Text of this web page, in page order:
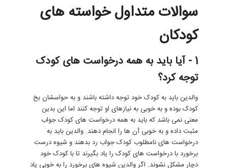
سوالات متداول خواسته های
کودکان
1 - آیا باید به همه درخواست های کودک
توجه کرد؟
والدین باید به کودک خود توجه داشته باشند و به حواسشان بخ
کودک بوده و به خوبی به نیازهای او توجه کنند اما این بدین
معنی نمی باشد که باید به همه درخواست های کودک جواب
مثبت داده و به خوبی آن ها را انجام دهند. والدین باید به
درخواست های نامطلوب کودک جواب رد بدهند و شیوه درست
برخورد با درخواست های کودک را یاد بگیرند تا با کودک خود
دچار مشکل نشوند. اگر والدین شیوه های برخورد را به خوبی یاد